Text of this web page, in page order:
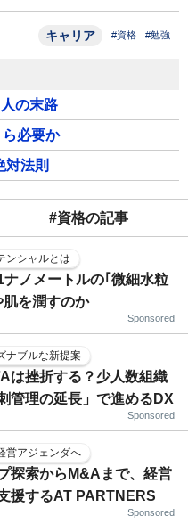
キャリア #資格 #勉強
の末路
必要か
対法則
#資格の記事
ンシャルとは
ノメートルの｢微細水粒
を潤すのか
Sponsored
ナブルな新提案
は挫折する？少人数組織
管理の延長」で進めるDX
Sponsored
営アジェンダへ
探索からM&Aまで、経営
援するAT PARTNERS
Sponsored